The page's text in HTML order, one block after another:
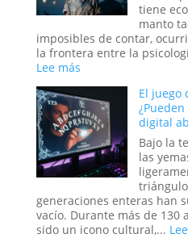
tiene
manto
imposibles de contar,
la frontera entre la
Lee más:
caso
del
abducido
de
Amaicha:
¿Un
viaje
a
las
estrellas
El juego
digital
Bajo la
las
generaciones enteras han
vacío. Durante más de 130
sido un icono cultural,...